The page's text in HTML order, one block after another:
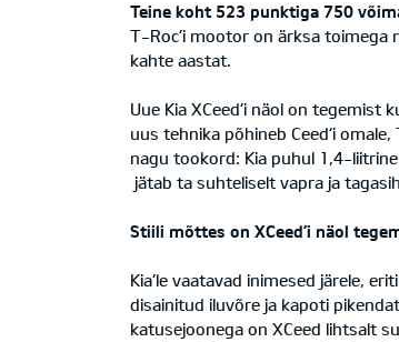
Teine koht 523 punktiga 750
T-Roc’i mootor on ärksa toimega
kahte aastat.
Uue Kia XCeed’i näol on tegemist
uus tehnika põhineb Ceed‘i
nagu tookord: Kia puhul 1,4-
jätab ta suhteliselt vapra ja
Stiili mõttes on XCeed’i näol
Kia’le vaatavad inimesed järele,
disainitud iluvõre ja kapoti
katusejoonega on XCeed lihtsalt